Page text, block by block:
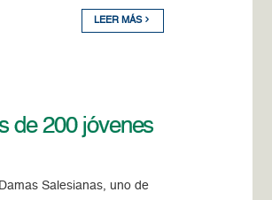
LEER MÁS
de 200 jóvenes
Salesianas, uno de